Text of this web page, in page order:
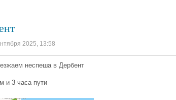
2025, 13:58
неспеша в Дербент
и 3 часа пути